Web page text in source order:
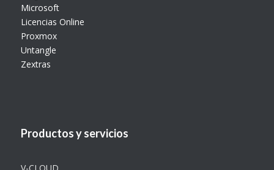
Microsoft
Licencias Online
Proxmox
Untangle
Zextras
Productos y servicios
V-CLOUD